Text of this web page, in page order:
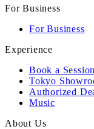
For Business
For Business
Experience
Book a Session
Tokyo
Authorized
Music
About Us